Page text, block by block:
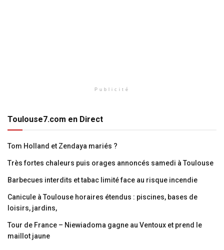
Publicité
Toulouse7.com en Direct
Tom Holland et Zendaya mariés ?
Très fortes chaleurs puis orages annoncés samedi à Toulouse
Barbecues interdits et tabac limité face au risque incendie
Canicule à Toulouse horaires étendus : piscines, bases de
loisirs, jardins,
Tour de France – Niewiadoma gagne au Ventoux et prend le
maillot jaune